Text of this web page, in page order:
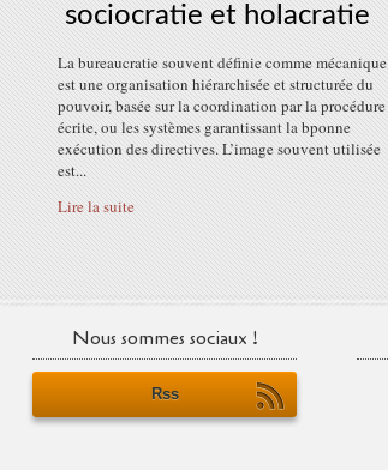
sociocratie et holacratie
La bureaucratie souvent définie comme mécanique
est une organisation hiérarchisée et structurée du
pouvoir, basée sur la coordination par la procédure
écrite, ou les systèmes garantissant la bponne
exécution des directives. L’image souvent utilisée
est...
Lire la suite
Nous sommes sociaux !
Rss